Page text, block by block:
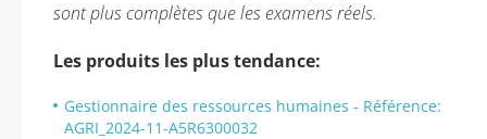
sont plus complètes que les examens réels.
Les produits les plus tendance:
Gestionnaire des ressources humaines - Référence:
AGRI_2024-11-A5R6300032